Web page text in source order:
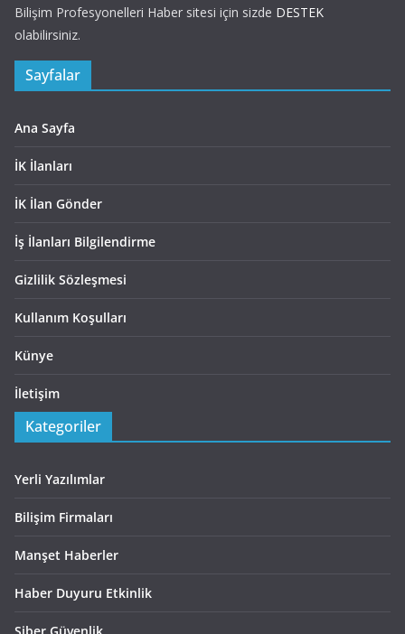
Bilişim Profesyonelleri Haber sitesi için sizde DESTEK
olabilirsiniz.
Sayfalar
Ana Sayfa
İK İlanları
İK İlan Gönder
İş İlanları Bilgilendirme
Gizlilik Sözleşmesi
Kullanım Koşulları
Künye
İletişim
Kategoriler
Yerli Yazılımlar
Bilişim Firmaları
Manşet Haberler
Haber Duyuru Etkinlik